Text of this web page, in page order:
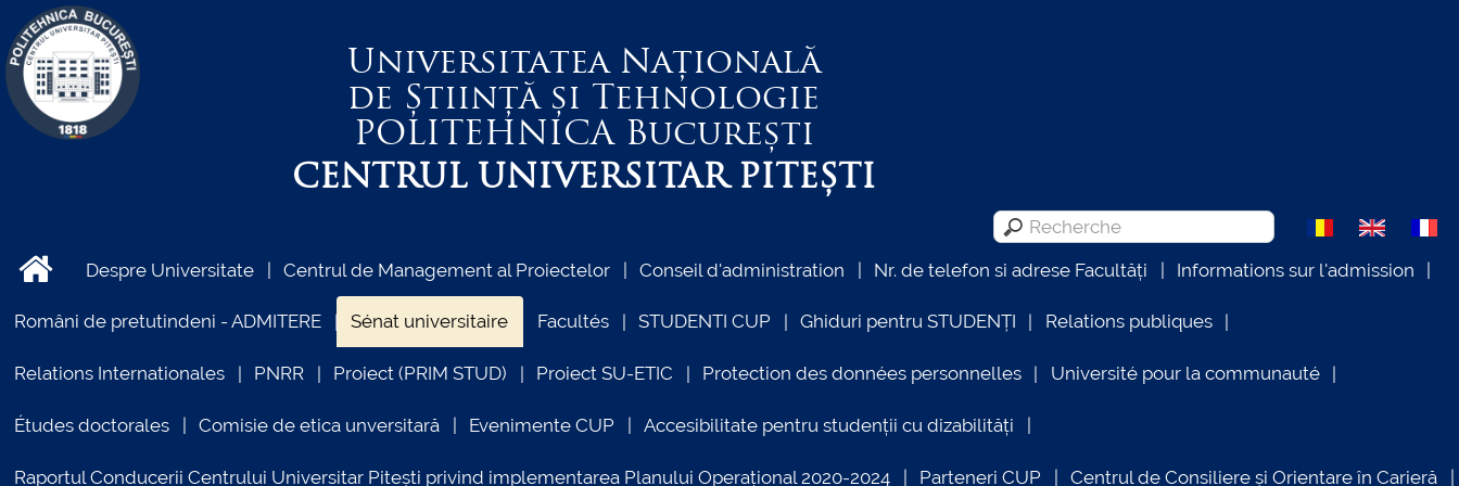
Universitatea Națională
de Știință și Tehnologie
POLITEHNICABucurești
CENTRUL UNIVERSITAR PITEȘTI
Despre Universitate Centrul de Management al Proiectelor Conseil d'administration Nr. de telefon si adrese Facultăți Informations sur l'admission
Români de pretutindeni - ADMITERE Sénat universitaire Facultés STUDENTI CUP Ghiduri pentru STUDENȚI Relations publiques
Relations Internationales PNRR Proiect (PRIM STUD) Proiect SU-ETIC Protection des données personnelles Université pour la communauté
Études doctorales Comisie de etica unversitară Evenimente CUP Accesibilitate pentru studenții cu dizabilități
Raportul Conducerii Centrului Universitar Pitești privind implementarea Planului Operațional 2020-2024 Parteneri CUP Centrul de Consiliere și Orientare în Carieră